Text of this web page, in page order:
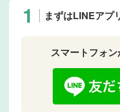
まずはLINEアプ
スマートフォ